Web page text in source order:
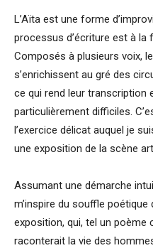
L’Aïta est une forme
processus d’écriture est à la
Composés à plusieurs voix,
s’enrichissent au gré des
ce qui rend leur transcription
particulièrement difficiles.
l’exercice délicat auquel je
une exposition de la scène
Assumant une démarche
m’inspire du souffle poétique
exposition, qui, tel un poème
raconterait la vie des